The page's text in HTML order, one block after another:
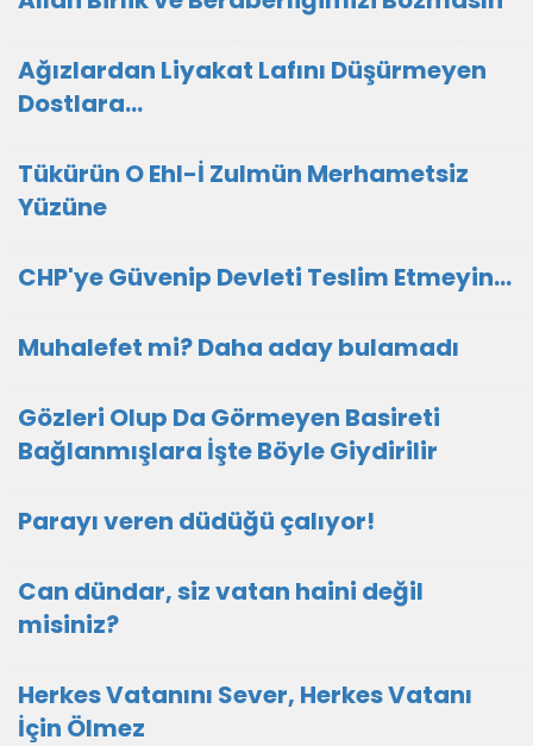
Ağızlardan Liyakat Lafını Düşürmeyen
Dostlara...
Tükürün O Ehl-İ Zulmün Merhametsiz
Yüzüne
CHP'ye Güvenip Devleti Teslim Etmeyin…
Muhalefet mi? Daha aday bulamadı
Gözleri Olup Da Görmeyen Basireti
Bağlanmışlara İşte Böyle Giydirilir
Parayı veren düdüğü çalıyor!
Can dündar, siz vatan haini değil
misiniz?
Herkes Vatanını Sever, Herkes Vatanı
İçin Ölmez